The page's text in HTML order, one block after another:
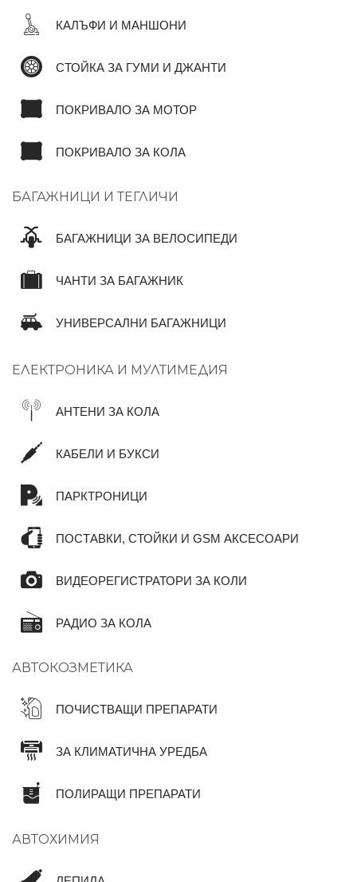
КАЛЪФИ И МАНШОНИ
СТОЙКА ЗА ГУМИ И ДЖАНТИ
ПОКРИВАЛО ЗА МОТОР
ПОКРИВАЛО ЗА КОЛА
БАГАЖНИЦИ И ТЕГЛИЧИ
БАГАЖНИЦИ ЗА ВЕЛОСИПЕДИ
ЧАНТИ ЗА БАГАЖНИК
УНИВЕРСАЛНИ БАГАЖНИЦИ
ЕЛЕКТРОНИКА И МУЛТИМЕДИЯ
АНТЕНИ ЗА КОЛА
КАБЕЛИ И БУКСИ
ПАРКТРОНИЦИ
ПОСТАВКИ, СТОЙКИ И GSM АКСЕСОАРИ
ВИДЕОРЕГИСТРАТОРИ ЗА КОЛИ
РАДИО ЗА КОЛА
АВТОКОЗМЕТИКА
ПОЧИСТВАЩИ ПРЕПАРАТИ
ЗА КЛИМАТИЧНА УРЕДБА
ПОЛИРАЩИ ПРЕПАРАТИ
АВТОХИМИЯ